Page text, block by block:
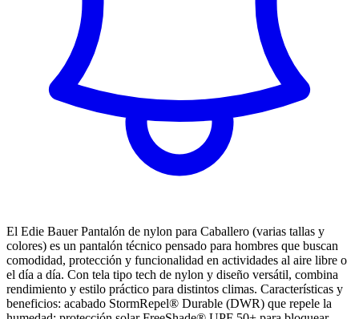
El Edie Bauer Pantalón de nylon para Caballero (varias tallas y
colores) es un pantalón técnico pensado para hombres que buscan
comodidad, protección y funcionalidad en actividades al aire libre o
el día a día. Con tela tipo tech de nylon y diseño versátil, combina
rendimiento y estilo práctico para distintos climas. Características y
beneficios: acabado StormRepel® Durable (DWR) que repele la